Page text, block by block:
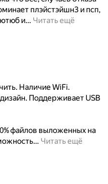
плэйстэйшн3 и псп,
ютюб и… Читать ещё
Наличие WiFi.
Поддерживает USB
файлов выложенных на
… Читать ещё